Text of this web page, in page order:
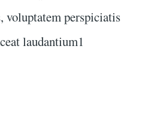
voluptatem perspiciatis
laudantium1